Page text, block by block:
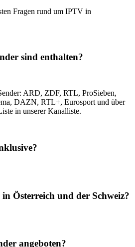
Fragen rund um IPTV in
sind enthalten?
ARD, ZDF, RTL, ProSieben,
DAZN, RTL+, Eurosport und über
in unserer Kanalliste.
Österreich und der Schweiz?
angeboten?